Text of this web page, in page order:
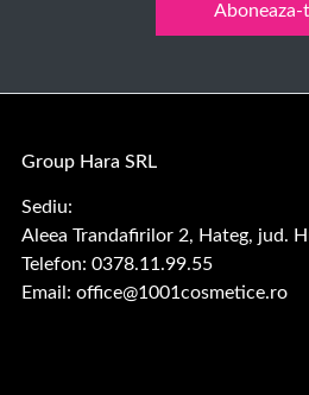
Aboneaza-
Group Hara SRL
Sediu:
Aleea Trandafirilor 2, Hateg, jud.
Telefon: 0378.11.99.55
Email: office@1001cosmetice.ro